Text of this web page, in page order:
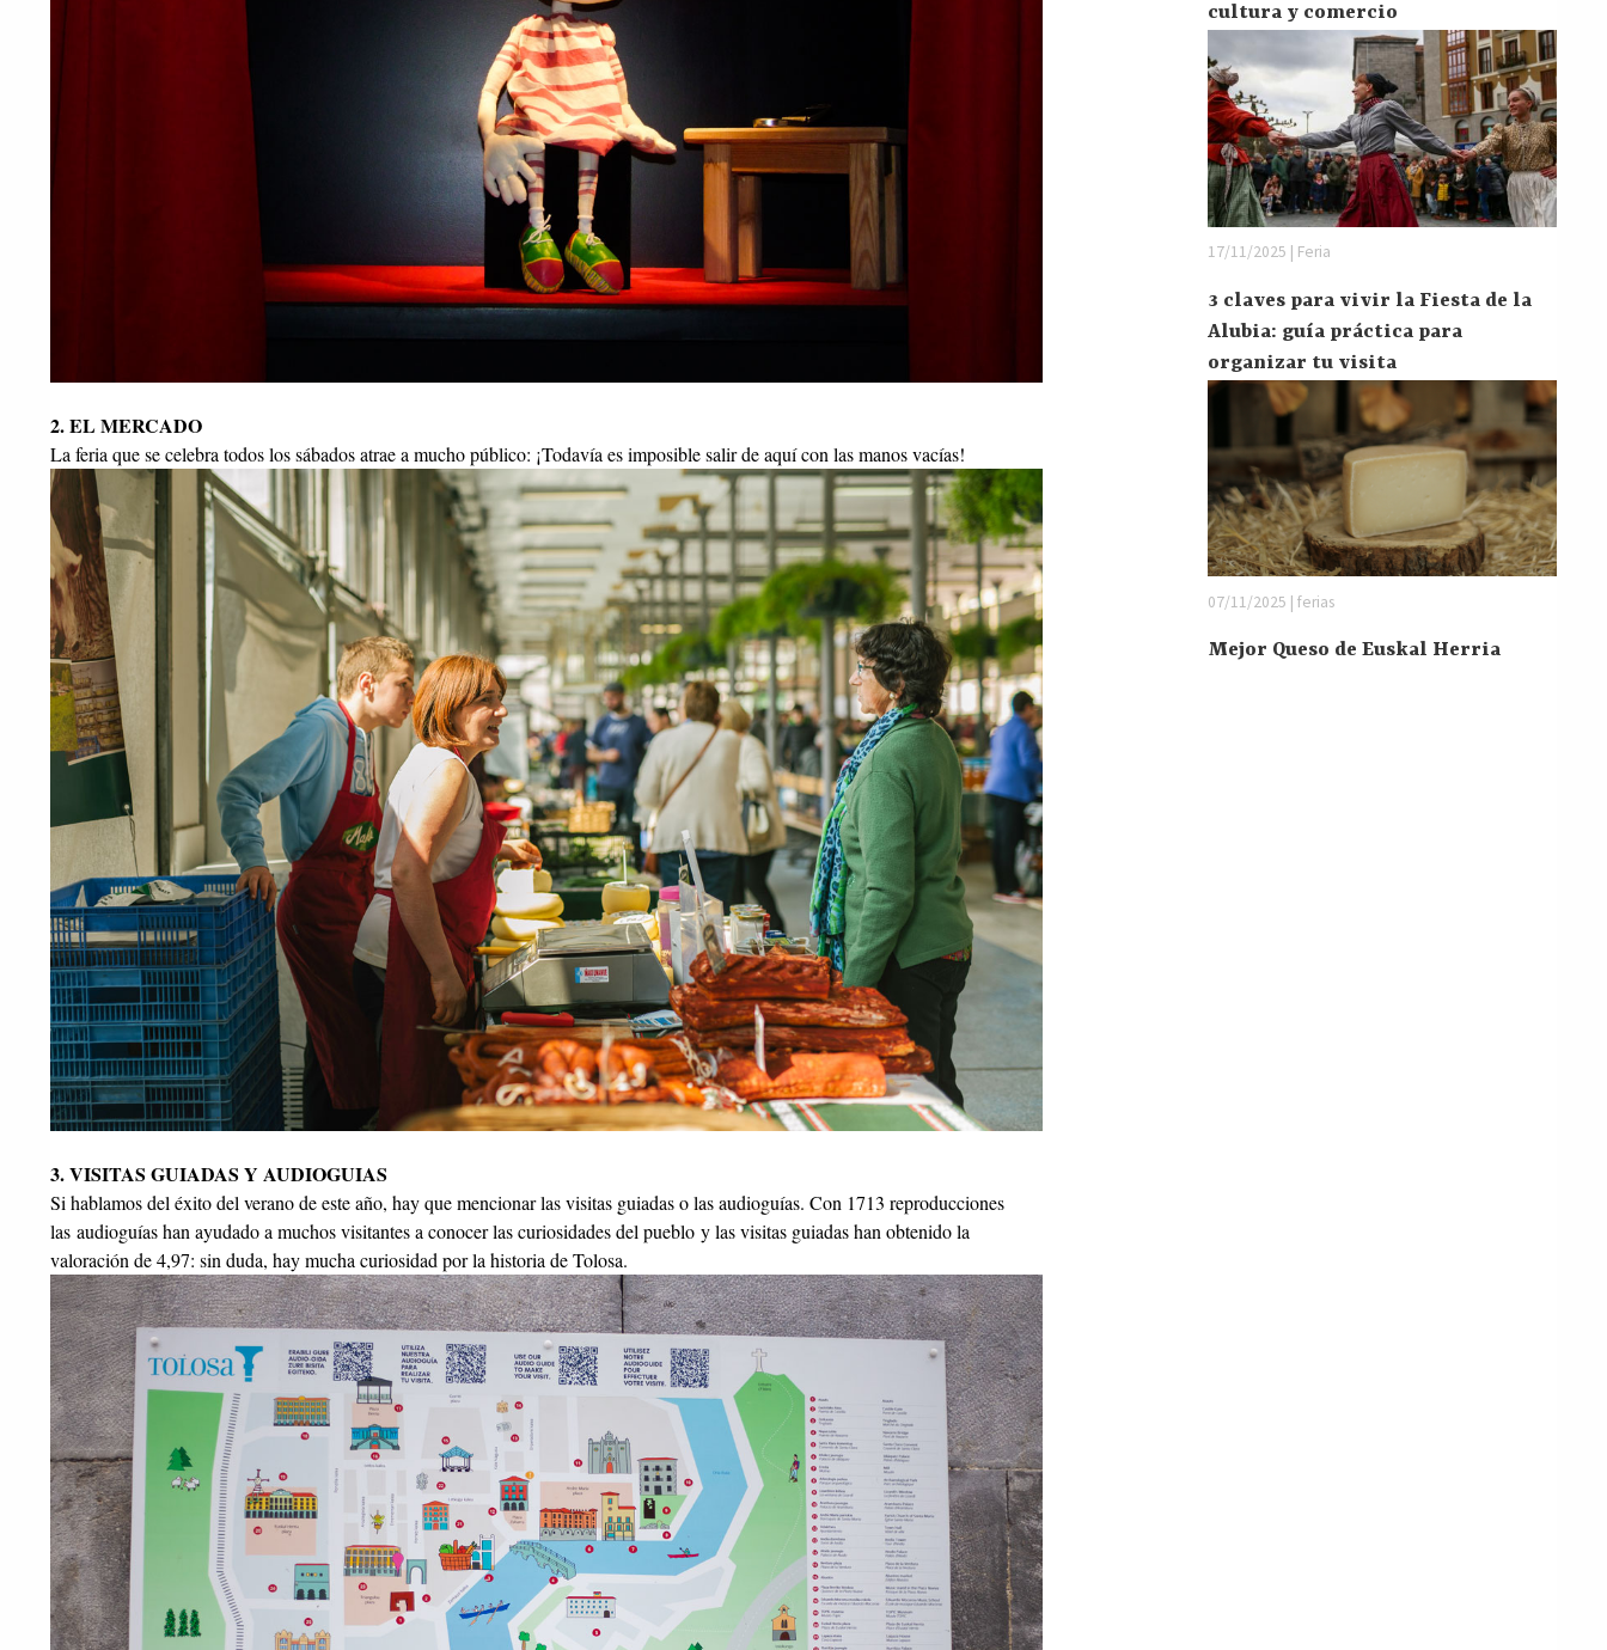
2. EL MERCADO
La feria que se celebra todos los sábados atrae a mucho público: ¡Todavía es imposible salir de aquí con las manos vacías!
3. VISITAS GUIADAS Y AUDIOGUIAS
Si hablamos del éxito del verano de este año, hay que mencionar las visitas guiadas o las audioguías. Con 1713 reproducciones
las audioguías han ayudado a muchos visitantes a conocer las curiosidades del pueblo y las visitas guiadas han obtenido la
valoración de 4,97: sin duda, hay mucha curiosidad por la historia de Tolosa.
cultura y comercio
17/11/2025 | Feria
3 claves para vivir la Fiesta de la
Alubia: guía práctica para
organizar tu visita
07/11/2025 | ferias
Mejor Queso de Euskal Herria